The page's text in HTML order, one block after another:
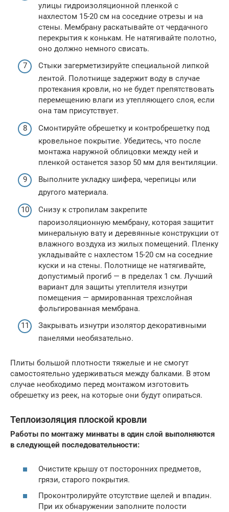
улицы гидроизоляционной пленкой с
нахлестом 15-20 см на соседние отрезы и на
стены. Мембрану раскатывайте от чердачного
перекрытия к конькам. Не натягивайте полотно,
оно должно немного свисать.
Стыки загерметизируйте специальной липкой
лентой. Полотнище задержит воду в случае
протекания кровли, но не будет препятствовать
перемещению влаги из утепляющего слоя, если
она там присутствует.
Смонтируйте обрешетку и контробрешетку под
кровельное покрытие. Убедитесь, что после
монтажа наружной облицовки между ней и
пленкой останется зазор 50 мм для вентиляции.
Выполните укладку шифера, черепицы или
другого материала.
Снизу к стропилам закрепите
пароизоляционную мембрану, которая защитит
минеральную вату и деревянные конструкции от
влажного воздуха из жилых помещений. Пленку
укладывайте с нахлестом 15-20 см на соседние
куски и на стены. Полотнище не натягивайте,
допустимый прогиб — в пределах 1 см. Лучший
вариант для защиты утеплителя изнутри
помещения — армированная трехслойная
фольгированная мембрана.
Закрывать изнутри изолятор декоративными
панелями необязательно.
Плиты большой плотности тяжелые и не смогут
самостоятельно удерживаться между балками. В этом
случае необходимо перед монтажом изготовить
обрешетку из реек, на которые они будут опираться.
Теплоизоляция плоской кровли
Работы по монтажу минваты в один слой выполняются
в следующей последовательности:
Очистите крышу от посторонних предметов,
грязи, старого покрытия.
Проконтролируйте отсутствие щелей и впадин.
При их обнаружении заполните полости